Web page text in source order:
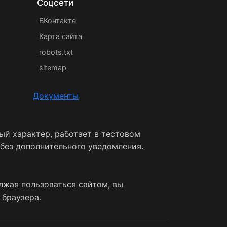
Соцсети
ВКонтакте
Карта сайта
robots.txt
sitemap
Документы
характер, работает в тестовом
дополнительного уведомления.
пользоваться сайтом, вы